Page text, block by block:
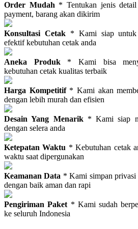
Order Mudah * Tentukan jenis
payment, barang akan dikirim
Konsultasi Cetak* Kami siap untuk
efektif kebutuhan cetak anda
Aneka Produk * Kami bisa
kebutuhan cetak kualitas terbaik
Harga Kompetitif* Kami akan
dengan lebih murah dan efisien
Desain Yang Menarik* Kami siap
dengan selera anda
Ketepatan Waktu * Kebutuhan cetak
waktu saat dipergunakan
Keamanan Data * Kami simpan privasi
dengan baik aman dan rapi
Pengiriman Paket * Kami sudah
ke seluruh Indonesia